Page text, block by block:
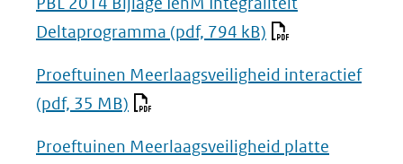
Deltaprogramma (pdf, 794 kB)
Proeftuinen Meerlaagsveiligheid interactief
(pdf, 35 MB)
Proeftuinen Meerlaagsveiligheid platte